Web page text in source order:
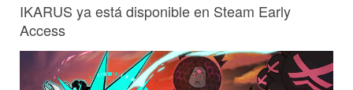
IKARUS ya está disponible en Steam Early
Access